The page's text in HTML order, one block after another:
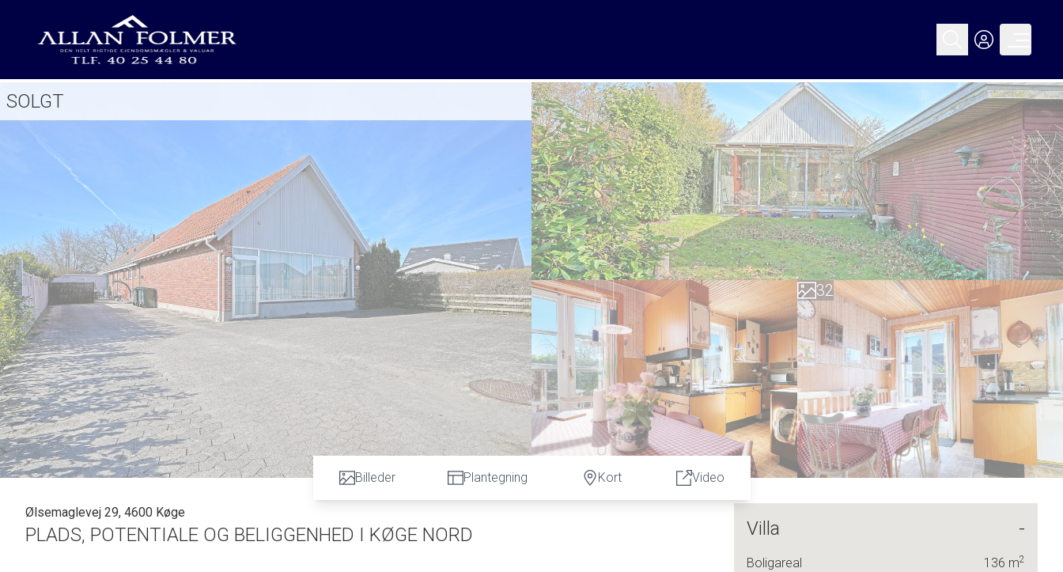
SOLGT
0
1
2
3
6
7
9
0
1
2
4
5
6
8
9
Billeder Plantegning Kort Video
Ølsemaglevej 29, 4600 Køge
PLADS, POTENTIALE OG BELIGGENHED I KØGE NORD Villa -
Boligareal 136 m2